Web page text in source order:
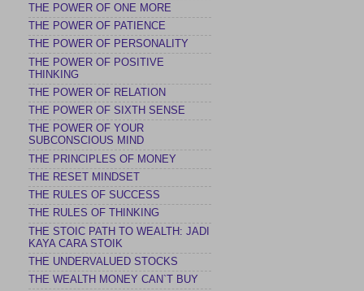
THE POWER OF ONE MORE
THE POWER OF PATIENCE
THE POWER OF PERSONALITY
THE POWER OF POSITIVE
THINKING
THE POWER OF RELATION
THE POWER OF SIXTH SENSE
THE POWER OF YOUR
SUBCONSCIOUS MIND
THE PRINCIPLES OF MONEY
THE RESET MINDSET
THE RULES OF SUCCESS
THE RULES OF THINKING
THE STOIC PATH TO WEALTH: JADI
KAYA CARA STOIK
THE UNDERVALUED STOCKS
THE WEALTH MONEY CAN`T BUY